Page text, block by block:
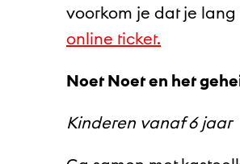
voorkom je dat je
online ticket.
Noet Noet en het
Kinderen vanaf 6 jaar